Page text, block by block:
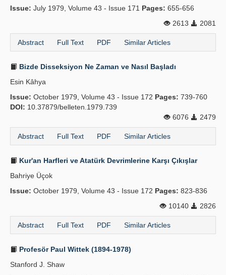
Issue: July 1979, Volume 43 - Issue 171 Pages: 655-656
2613
2081
Abstract Full Text PDF Similar Articles
Bizde Disseksiyon Ne Zaman ve Nasıl Başladı
Esin Kâhya
Issue: October 1979, Volume 43 - Issue 172 Pages: 739-760
DOI: 10.37879/belleten.1979.739
6076
2479
Abstract Full Text PDF Similar Articles
Kur'an Harfleri ve Atatürk Devrimlerine Karşı Çıkışlar
Bahriye Üçok
Issue: October 1979, Volume 43 - Issue 172 Pages: 823-836
10140
2826
Abstract Full Text PDF Similar Articles
Profesör Paul Wittek (1894-1978)
Stanford J. Shaw